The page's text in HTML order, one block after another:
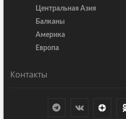
Центральная Азия
Балканы
Америка
Европа
Контакты